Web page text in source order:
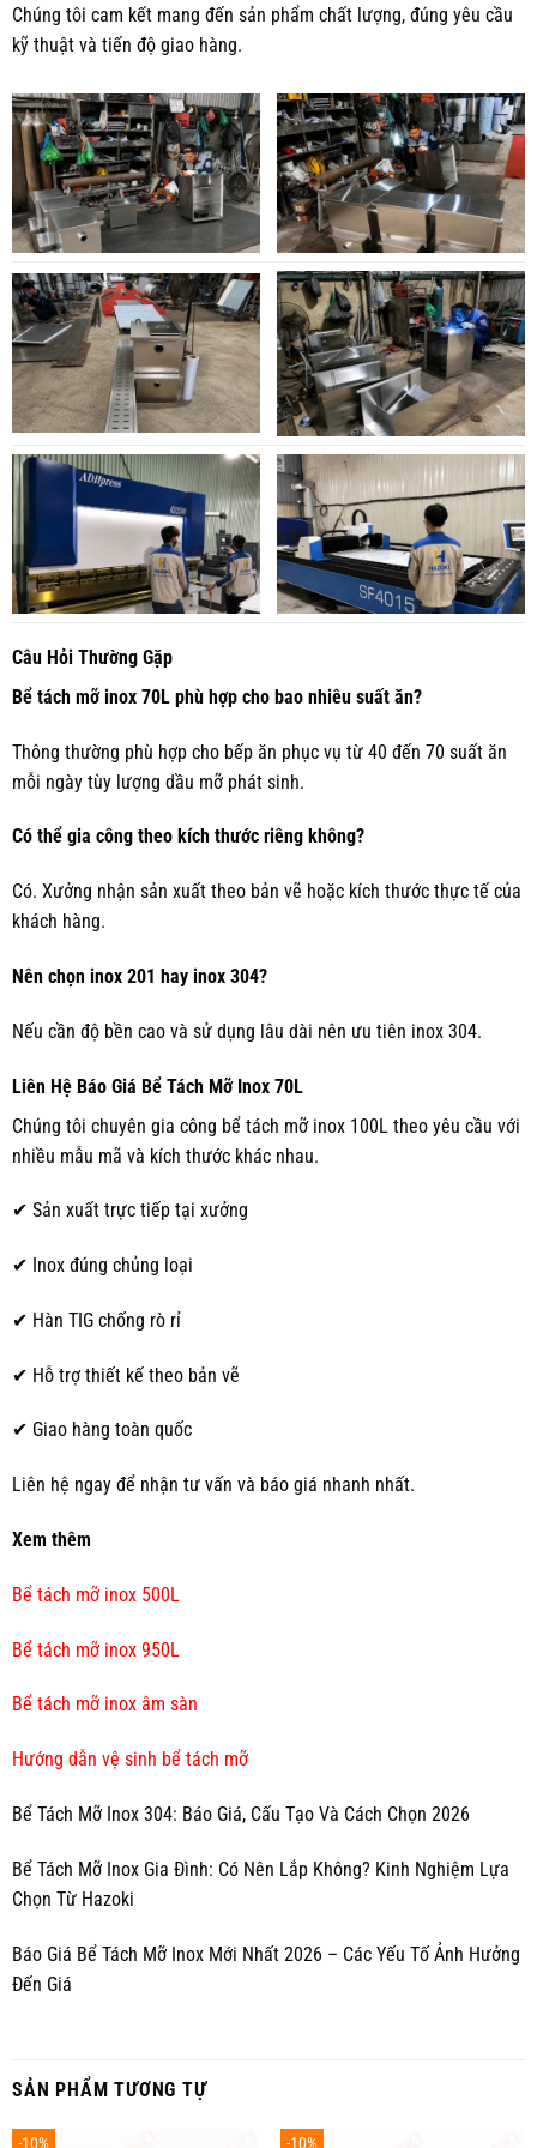
Chúng tôi cam kết mang đến sản phẩm chất lượng, đúng yêu cầu
kỹ thuật và tiến độ giao hàng.
Câu Hỏi Thường Gặp
Bể tách mỡ inox 70L phù hợp cho bao nhiêu suất ăn?
Thông thường phù hợp cho bếp ăn phục vụ từ 40 đến 70 suất ăn
mỗi ngày tùy lượng dầu mỡ phát sinh.
Có thể gia công theo kích thước riêng không?
Có. Xưởng nhận sản xuất theo bản vẽ hoặc kích thước thực tế của
khách hàng.
Nên chọn inox 201 hay inox 304?
Nếu cần độ bền cao và sử dụng lâu dài nên ưu tiên inox 304.
Liên Hệ Báo Giá Bể Tách Mỡ Inox 70L
Chúng tôi chuyên gia công bể tách mỡ inox 100L theo yêu cầu với
nhiều mẫu mã và kích thước khác nhau.
✔ Sản xuất trực tiếp tại xưởng
✔ Inox đúng chủng loại
✔ Hàn TIG chống rò rỉ
✔ Hỗ trợ thiết kế theo bản vẽ
✔ Giao hàng toàn quốc
Liên hệ ngay để nhận tư vấn và báo giá nhanh nhất.
Xem thêm
Bể tách mỡ inox 500L
Bể tách mỡ inox 950L
Bể tách mỡ inox âm sàn
Hướng dẫn vệ sinh bể tách mỡ
Bể Tách Mỡ Inox 304: Báo Giá, Cấu Tạo Và Cách Chọn 2026
Bể Tách Mỡ Inox Gia Đình: Có Nên Lắp Không? Kinh Nghiệm Lựa
Chọn Từ Hazoki
Báo Giá Bể Tách Mỡ Inox Mới Nhất 2026 – Các Yếu Tố Ảnh Hưởng
Đến Giá
SẢN PHẨM TƯƠNG TỰ
-10% -10%